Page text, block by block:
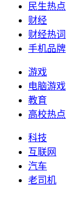
民生热点
财经
财经热词
手机品牌
游戏
电脑游戏
教育
高校热点
科技
互联网
汽车
老司机